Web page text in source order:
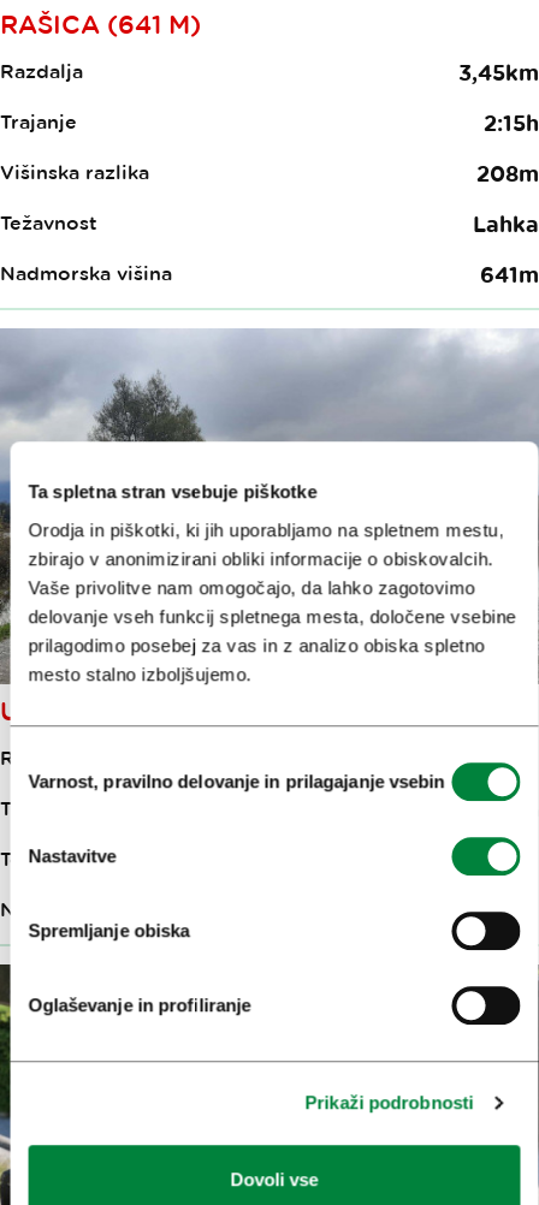
Ta spletna stran vsebuje piškotke
Orodja in piškotki, ki jih uporabljamo na spletnem mestu,
zbirajo v anonimizirani obliki informacije o obiskovalcih.
Vaše privolitve nam omogočajo, da lahko zagotovimo
delovanje vseh funkcij spletnega mesta, določene vsebine
prilagodimo posebej za vas in z analizo obiska spletno
mesto stalno izboljšujemo.
Izbira
soglasja
Varnost, pravilno delovanje in prilagajanje vsebin
Nastavitve
Spremljanje obiska
Oglaševanje in profiliranje
Prikaži podrobnosti
Dovoli vse
RAŠICA (641 M)
Razdalja 3,45km
Trajanje 2:15h
Višinska razlika 208m
Težavnost Lahka
Nadmorska višina 641m
UČNA POT BEVKE
Razdalja 5,12km
Trajanje 2:00h
Težavnost Lahka
Nadmorska višina 289m